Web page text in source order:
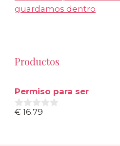
guardamos dentro
Productos
Permiso para ser
0
€ 16.79